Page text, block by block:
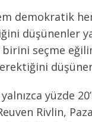
demokratik
düşünenler
seçme
yüzde
Rivlin,